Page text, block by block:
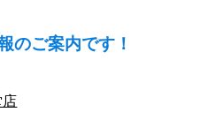
のご案内です！